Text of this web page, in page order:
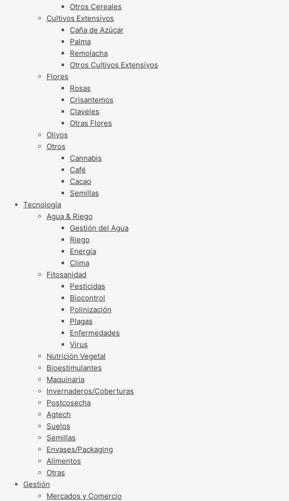
Otros Cereales
Cultivos Extensivos
Caña de Azúcar
Palma
Remolacha
Otros Cultivos Extensivos
Flores
Rosas
Crisantemos
Claveles
Otras Flores
Olivos
Otros
Cannabis
Café
Cacao
Semillas
Tecnología
Agua & Riego
Gestión del Agua
Riego
Energía
Clima
Fitosanidad
Pesticidas
Biocontrol
Polinización
Plagas
Enfermedades
Virus
Nutrición Vegetal
Bioestimulantes
Maquinaria
Invernaderos/Coberturas
Postcosecha
Agtech
Suelos
Semillas
Envases/Packaging
Alimentos
Otras
Gestión
Mercados y Comercio